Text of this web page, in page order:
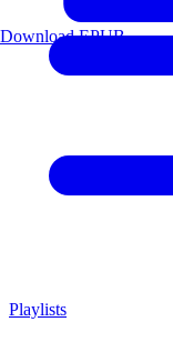
Playlists
Download EPUB